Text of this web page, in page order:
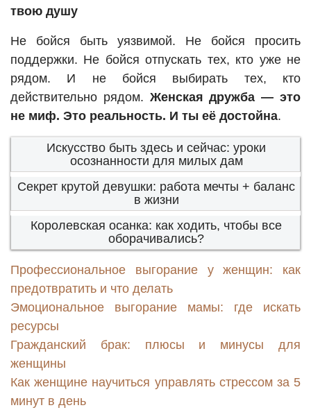
твою душу
Не бойся быть уязвимой. Не бойся просить
поддержки. Не бойся отпускать тех, кто уже не
рядом. И не бойся выбирать тех, кто
действительно рядом. Женская дружба — это
не миф. Это реальность. И ты её достойна.
Искусство быть здесь и сейчас: уроки
осознанности для милых дам
Секрет крутой девушки: работа мечты + баланс
в жизни
Королевская осанка: как ходить, чтобы все
оборачивались?
Профессиональное выгорание у женщин: как
предотвратить и что делать
Эмоциональное выгорание мамы: где искать
ресурсы
Гражданский брак: плюсы и минусы для
женщины
Как женщине научиться управлять стрессом за 5
минут в день